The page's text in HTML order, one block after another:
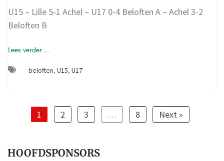
U15 – Lille 5-1 Achel – U17 0-4 Beloften A – Achel 3-2
Beloften B
Lees verder ...
beloften, U15, U17
1 2 3 … 8 Next »
HOOFDSPONSORS